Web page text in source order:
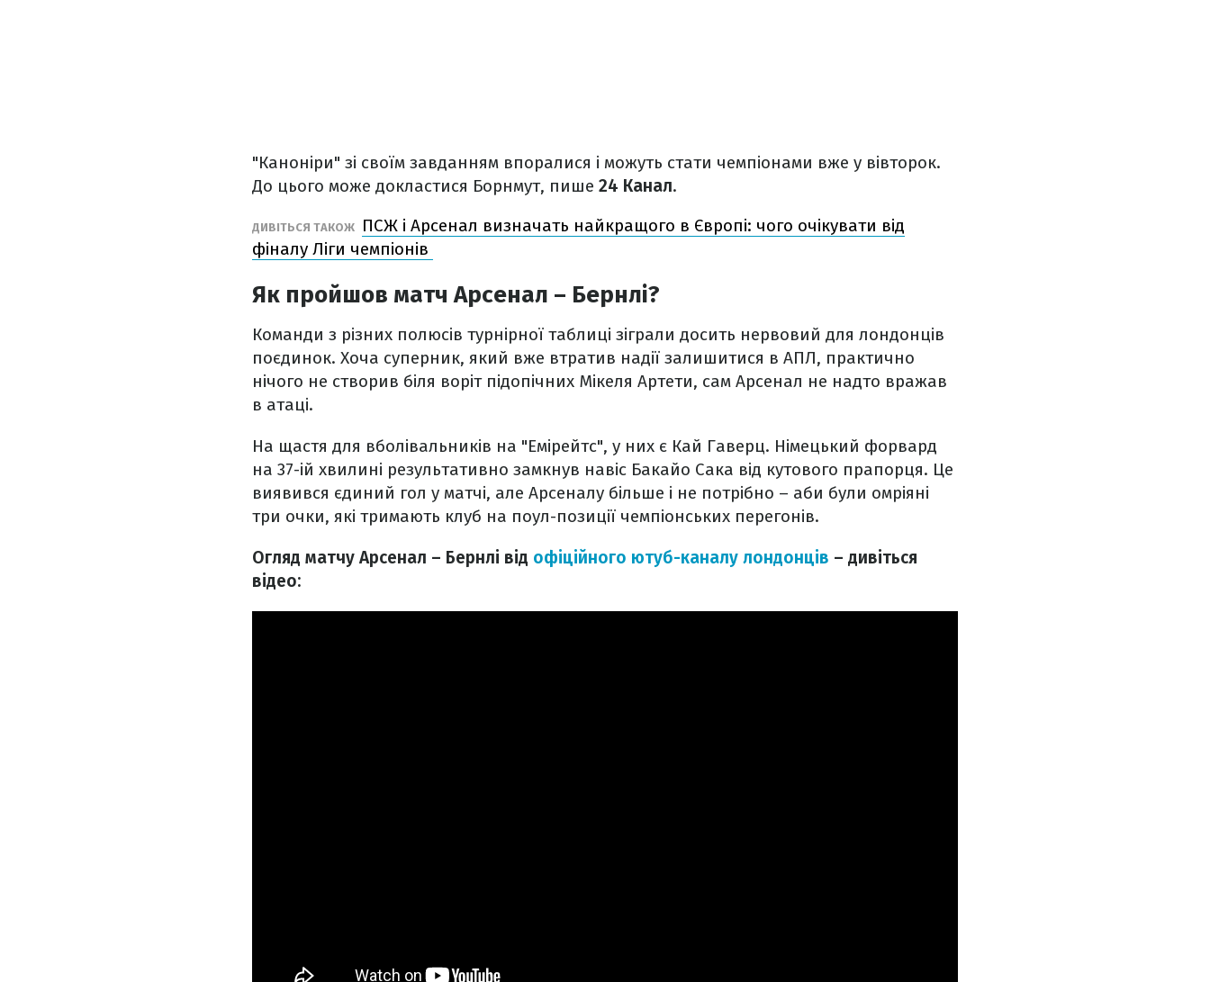
"Каноніри" зі своїм завданням впоралися і можуть стати чемпіонами вже у вівторок.
До цього може докластися Борнмут, пише 24 Канал.
ДИВІТЬСЯ ТАКОЖ
ПСЖ і Арсенал визначать найкращого в Європі: чого очікувати від
фіналу Ліги чемпіонів
Як пройшов матч Арсенал – Бернлі?
Команди з різних полюсів турнірної таблиці зіграли досить нервовий для лондонців
поєдинок. Хоча суперник, який вже втратив надії залишитися в АПЛ, практично
нічого не створив біля воріт підопічних Мікеля Артети, сам Арсенал не надто вражав
в атаці.
На щастя для вболівальників на "Емірейтс", у них є Кай Гаверц. Німецький форвард
на 37-ій хвилині результативно замкнув навіс Бакайо Сака від кутового прапорця. Це
виявився єдиний гол у матчі, але Арсеналу більше і не потрібно – аби були омріяні
три очки, які тримають клуб на поул-позиції чемпіонських перегонів.
Огляд матчу Арсенал – Бернлі від офіційного ютуб-каналу лондонців – дивіться
відео: